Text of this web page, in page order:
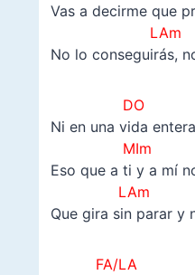
Vas a decirme que
LAm
No lo conseguirás,
DO
Ni en una vida
MIm
Eso que a ti y a mí
LAm
Que gira sin parar y
FA/LA